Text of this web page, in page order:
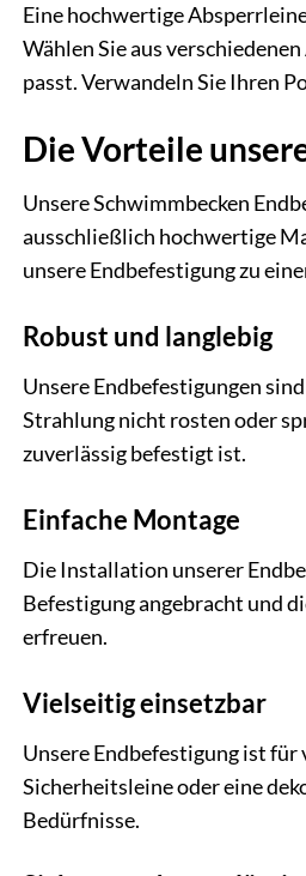
Eine hochwertige
Wählen Sie aus
passt. Verwandeln Sie Ihren
Die Vorteile
Unsere Schwimmbecken
ausschließlich hochwertige
unsere Endbefestigung zu
Robust und langlebig
Unsere Endbefestigungen
Strahlung nicht rosten oder
zuverlässig befestigt ist.
Einfache Montage
Die Installation unserer
Befestigung angebracht und
erfreuen.
Vielseitig einsetzbar
Unsere Endbefestigung ist für
Sicherheitsleine oder eine
Bedürfnisse.